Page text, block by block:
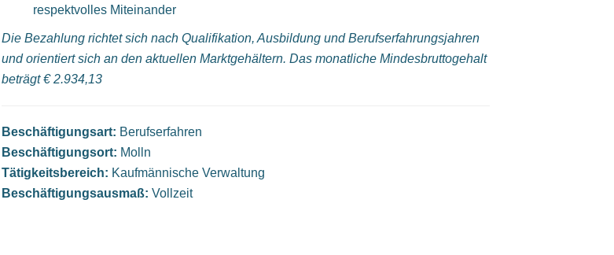
respektvolles Miteinander
Die Bezahlung richtet sich nach Qualifikation, Ausbildung und Berufserfahrungsjahren
und orientiert sich an den aktuellen Marktgehältern. Das monatliche Mindesbruttogehalt
beträgt € 2.934,13
Beschäftigungsart: Berufserfahren
Beschäftigungsort: Molln
Tätigkeitsbereich: Kaufmännische Verwaltung
Beschäftigungsausmaß: Vollzeit